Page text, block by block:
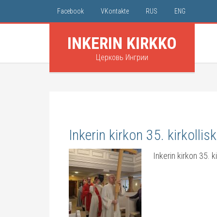
Facebook VKontakte RUS ENG
INKERIN KIRKKO
Церковь Ингрии
Inkerin kirkon 35.
Inkerin kirkon 35.